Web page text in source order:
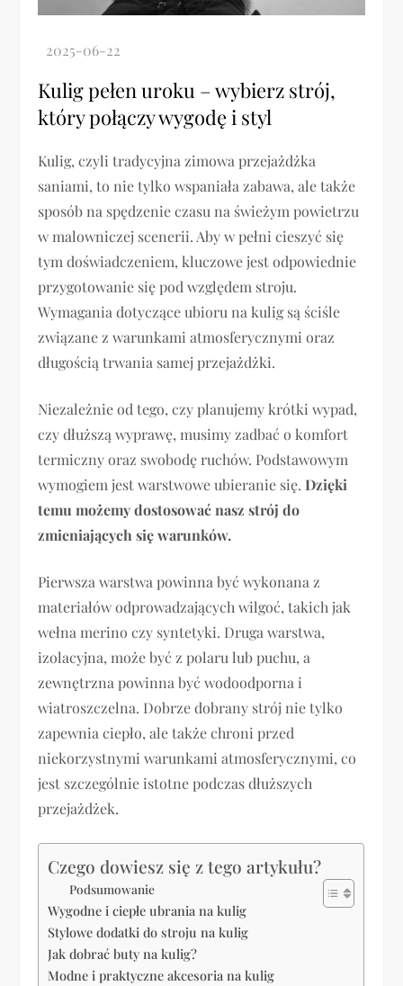
Kulig pełen uroku – wybierz strój,
który połączy wygodę i styl
Kulig, czyli tradycyjna zimowa przejażdżka
saniami, to nie tylko wspaniała zabawa, ale także
sposób na spędzenie czasu na świeżym powietrzu
w malowniczej scenerii. Aby w pełni cieszyć się
tym doświadczeniem, kluczowe jest odpowiednie
przygotowanie się pod względem stroju.
Wymagania dotyczące ubioru na kulig są ściśle
związane z warunkami atmosferycznymi oraz
długością trwania samej przejażdżki.
Niezależnie od tego, czy planujemy krótki wypad,
czy dłuższą wyprawę, musimy zadbać o komfort
termiczny oraz swobodę ruchów. Podstawowym
wymogiem jest warstwowe ubieranie się. Dzięki
temu możemy dostosować nasz strój do
zmieniających się warunków.
Pierwsza warstwa powinna być wykonana z
materiałów odprowadzających wilgoć, takich jak
wełna merino czy syntetyki. Druga warstwa,
izolacyjna, może być z polaru lub puchu, a
zewnętrzna powinna być wodoodporna i
wiatroszczelna. Dobrze dobrany strój nie tylko
zapewnia ciepło, ale także chroni przed
niekorzystnymi warunkami atmosferycznymi, co
jest szczególnie istotne podczas dłuższych
przejażdżek.
Czego dowiesz się z tego artykułu?
Podsumowanie
Wygodne i ciepłe ubrania na kulig
Stylowe dodatki do stroju na kulig
Jak dobrać buty na kulig?
Modne i praktyczne akcesoria na kulig